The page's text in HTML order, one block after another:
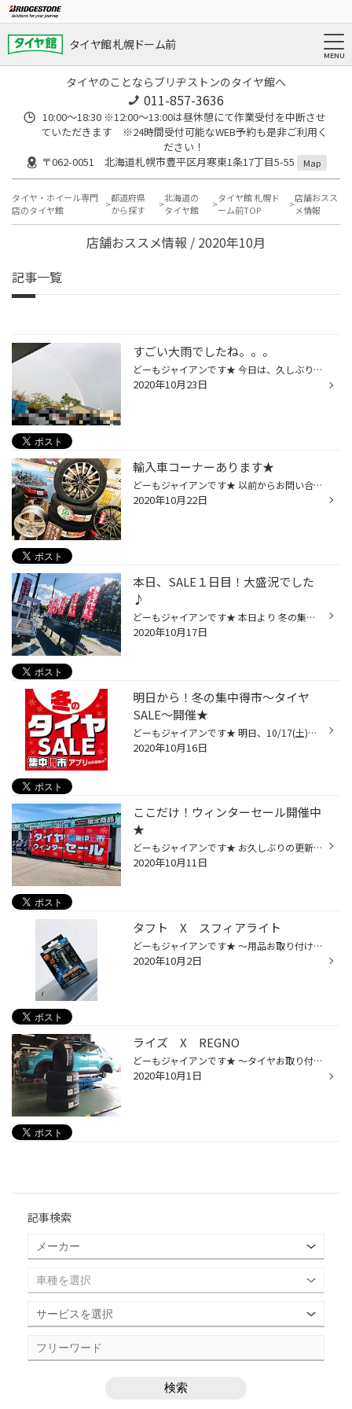
タイヤ館 札幌ドーム前
タイヤのことならブリヂストンのタイヤ館へ
011-857-3636
10:00～18:30 ※12:00～13:00は昼休憩にて作業受付を中断させ
ていただきます ※24時間受付可能なWEB予約も是非ご利用く
ださい！
〒062-0051 北海道札幌市豊平区月寒東1条17丁目5-55
Map
タイヤ・ホイール専門
店のタイヤ館
都道府県
から探す
北海道の
タイヤ館
タイヤ館 札幌ド
ーム前TOP
店舗おスス
メ情報
店舗おススメ情報 / 2020年10月
記事一覧
すごい大雨でしたね。。。
どーもジャイアンです★ 今日は、久しぶりにこんなに降るかっ！ていうくらいの大雨でしたね。。。 そんな中、当店はご予約で全時間帯お客様にご来店頂きまして、 ご予約以外のお客様にもたくさんご来店頂きました。 誠にありがとうござます★★★ 「雨やんだねーーー」なんて言っていたら、 こんなにく...
2020年10月23日
輸入車コーナーあります★
どーもジャイアンです★ 以前からお問い合わせの多い 輸入車ホイールですが、 少ないですが、在庫始めました 国産車と違い、マッチングが難しい場合が多く なかなか在庫するのも難しいのが以前の状態だったのですが、 我々、専門店として 最善を尽くさせて頂きますので、 お気軽にお問い合わせください♪
2020年10月22日
本日、SALE１日目！大盛況でした
♪
どーもジャイアンです★ 本日より 冬の集中得市～タイヤSALE～開催いたしました 天気にも恵まれまして、 本当にたくさんの方々にご来店頂きました 誠にありがとうございます♪ 冬の集中得市～タイヤSALE～10/25(日)まで開催しております たくさんのご来店スタッフ一同心よりお待ちしております♪
2020年10月17日
明日から！冬の集中得市～タイヤ
SALE～開催★
どーもジャイアンです★ 明日、10/17(土)～10/25(日)まで 「冬の集中得市～タイヤSALE～」開催いたします 冬タイヤの準備はもうお済ですか？？ 今シーズンご使用予定のスタッドレスタイヤは安心してご使用できる状態ですか？？ プロの目で無料で点検させていただきます★ まずは、1本で構いません！！...
2020年10月16日
ここだけ！ウィンターセール開催中
★
どーもジャイアンです★ お久しぶりの更新ですいません。。。 デカデカPOP、ようやく張替え完了しました★ 店長のここだけウィンターセール開催中です♪ また、あの！ブリザックが、訳あり品、大変お買い得になっております♪ 他店在庫も検索可能ですので、 製造年月日をあまり気にされない方や、走行距...
2020年10月11日
タフト X スフィアライト
どーもジャイアンです★ ～用品お取り付け情報～ 車種：タフト 用品；スフィアライト スーパーサンバック 最近の新しいお車もお任せください♪ 色々お調べさせていただきまして、一緒に勉強させていただきます。笑 お気軽にお越しください♪
2020年10月2日
ライズ X REGNO
どーもジャイアンです★ ～タイヤお取り付け情報～ 車種：ライズ タイヤ：純正タイヤから「REGNO」へ交換 最近の新車装着タイヤは、車の性能を上げるため、 かなり上位グレードのタイヤが装着されている場合がありますが、 やはり、REGNOの静かさは、別格のようで、 こちらのお客様も、新車装着タイ...
2020年10月1日
記事検索